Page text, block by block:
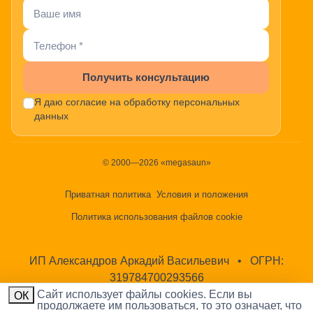
Получить консультацию
Я даю согласие на обработку персональных
данных
© 2000—2026 «megasaun»
Приватная политика Условия и положения
Политика использования файлов cookie
ИП Александров Аркадий Васильевич •
ОГРН:
319784700293566
ОК
Cайт использует файлы cookies. Если вы
продолжаете им пользоваться, то это означает, что